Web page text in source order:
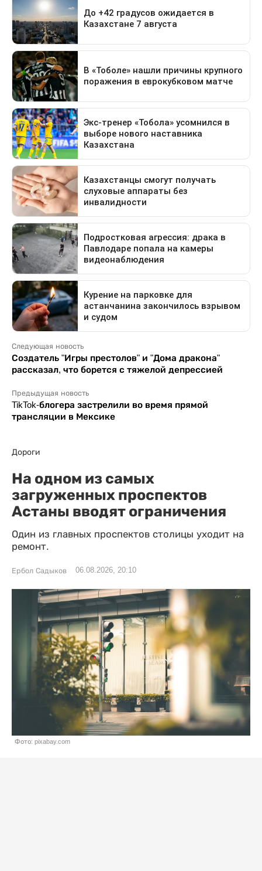
Следующая новость
Создатель "Игры престолов" и "Дома дракона"
рассказал, что борется с тяжелой депрессией
Предыдущая новость
TikTok-блогера застрелили во время прямой
трансляции в Мексике
Дороги
На одном из самых
загруженных проспектов
Астаны вводят ограничения
Один из главных проспектов столицы уходит на
ремонт.
Ербол Садыков 06.08.2026, 20:10
Фото: pixabay.com